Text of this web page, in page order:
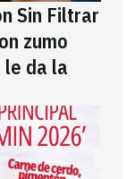
Sin Filtrar
zumo
le da la